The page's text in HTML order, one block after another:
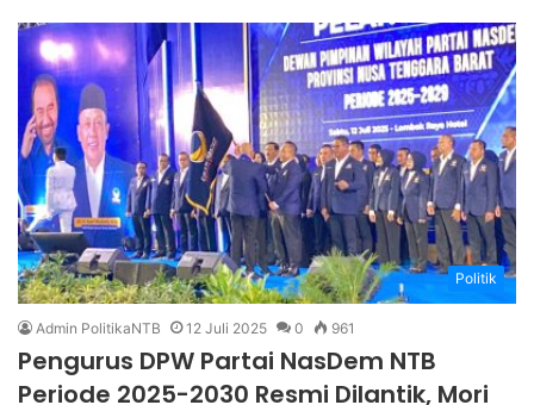
Politik
Admin PolitikaNTB 12 Juli 2025 0 961
Pengurus DPW Partai NasDem NTB
Periode 2025-2030 Resmi Dilantik, Mori